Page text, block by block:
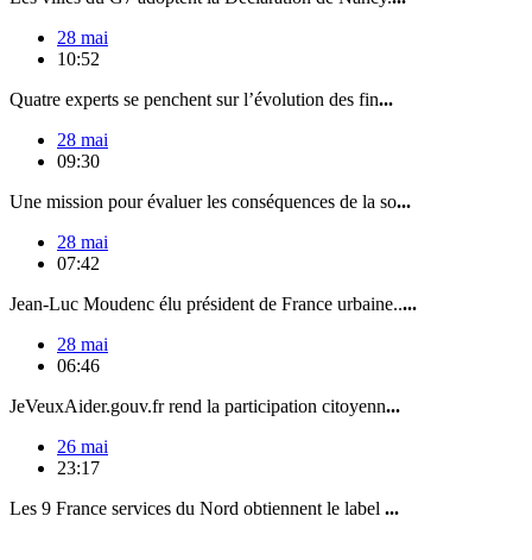
28 mai
10:52
Quatre experts se penchent sur l’évolution des fin...
28 mai
09:30
Une mission pour évaluer les conséquences de la so...
28 mai
07:42
Jean-Luc Moudenc élu président de France urbaine.....
28 mai
06:46
JeVeuxAider.gouv.fr rend la participation citoyenn...
26 mai
23:17
Les 9 France services du Nord obtiennent le label ...